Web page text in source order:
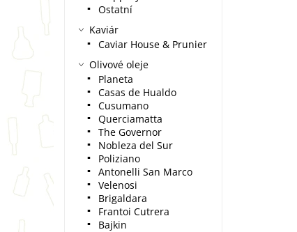
Ostatní
Kaviár
Caviar House & Prunier
Olivové oleje
Planeta
Casas de Hualdo
Cusumano
Querciamatta
The Governor
Nobleza del Sur
Poliziano
Antonelli San Marco
Velenosi
Brigaldara
Frantoi Cutrera
Bajkin